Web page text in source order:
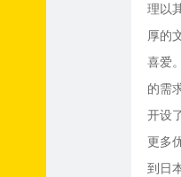
理以
厚的
喜爱
的需
开设
更多
到日